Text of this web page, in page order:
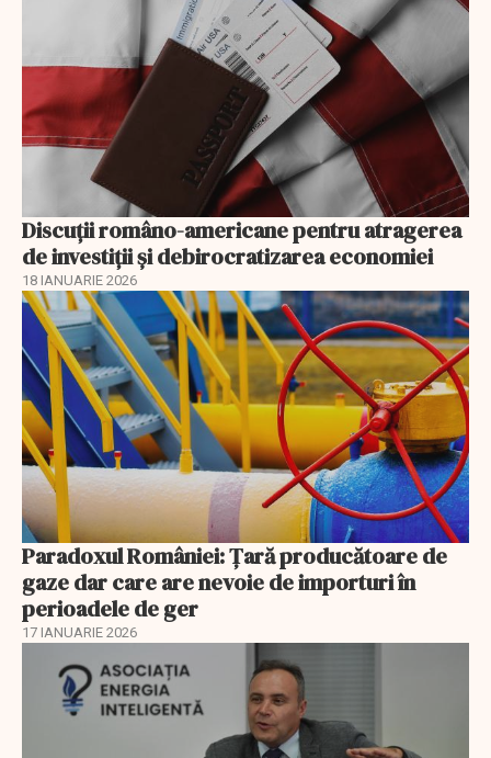
Discuţii româno-americane pentru atragerea
de investiţii şi debirocratizarea economiei
18 IANUARIE 2026
Paradoxul României: Ţară producătoare de
gaze dar care are nevoie de importuri în
perioadele de ger
17 IANUARIE 2026